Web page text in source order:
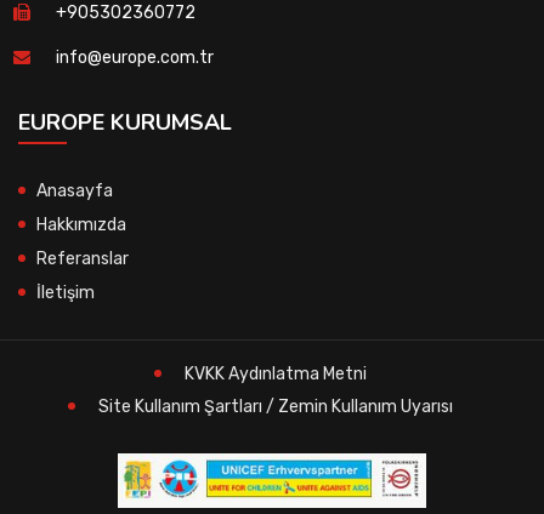
+905302360772
info@europe.com.tr
EUROPE KURUMSAL
Anasayfa
Hakkımızda
Referanslar
İletişim
KVKK Aydınlatma Metni
Site Kullanım Şartları / Zemin Kullanım Uyarısı